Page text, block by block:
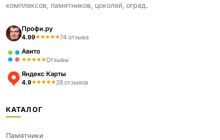
комплексов, памятников, цоколей, оград.
Профи.ру
4.99 74 отзыва
Авито
Отзывы
Яндекс Карты
4.9 28 отзывов
КАТАЛОГ
Памятники